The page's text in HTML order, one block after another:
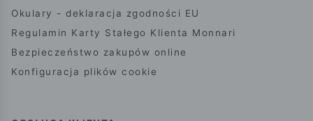
Okulary - deklaracja zgodności EU
Regulamin Karty Stałego Klienta Monnari
Bezpieczeństwo zakupów online
Konfiguracja plików cookie